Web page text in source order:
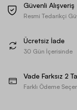
Güvenli Alışveriş
Resmi Tedarikçi
Ücretsiz İade
30 Gün İçerisinde
Vade Farksız 2
Farklı Ödeme